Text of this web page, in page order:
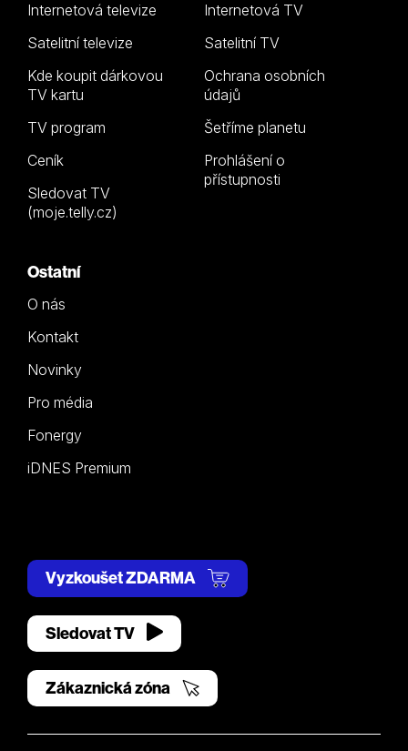
Internetová televize
Satelitní televize
Kde koupit dárkovou
TV kartu
TV program
Ceník
Sledovat TV
(moje.telly.cz)
Internetová TV
Satelitní TV
Ochrana osobních
údajů
Šetříme planetu
Prohlášení o
přístupnosti
Ostatní
O nás
Kontakt
Novinky
Pro média
Fonergy
iDNES Premium
Vyzkoušet ZDARMA
Sledovat TV
Zákaznická zóna